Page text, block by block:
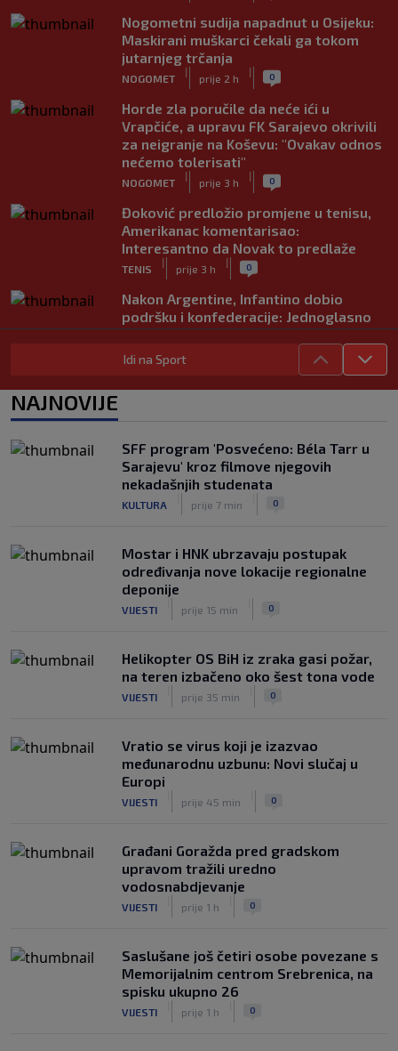
Nogometni sudija napadnut u Osijeku:
Maskirani muškarci čekali ga tokom
jutarnjeg trčanja
NOGOMET
|
prije 2 h
| 0
Horde zla poručile da neće ići u
Vrapčiće, a upravu FK Sarajevo okrivili
za neigranje na Koševu: "Ovakav odnos
nećemo tolerisati"
NOGOMET
|
prije 3 h
| 0
Đoković predložio promjene u tenisu,
Amerikanac komentarisao:
Interesantno da Novak to predlaže
TENIS
|
prije 3 h
| 0
Nakon Argentine, Infantino dobio
podršku i konfederacije: Jednoglasno
ponavljamo podršku predsjedniku
NOGOMET
Pravna bitka Luke Dončića i Anamarije
Goltes seli se u Sloveniju: Spominje se
čak 50 miliona dolara
KOŠARKA prije 5 h
Idi na Sport
NAJNOVIJE
SFF program 'Posvećeno: Béla Tarr u
Sarajevu' kroz filmove njegovih
nekadašnjih studenata
KULTURA prije 7 min 0
Mostar i HNK ubrzavaju postupak
određivanja nove lokacije regionalne
deponije
VIJESTI prije 15 min 0
Helikopter OS BiH iz zraka gasi požar,
na teren izbačeno oko šest tona vode
VIJESTI prije 35 min 0
Vratio se virus koji je izazvao
međunarodnu uzbunu: Novi slučaj u
Europi
VIJESTI prije 45 min 0
Građani Goražda pred gradskom
upravom tražili uredno
vodosnabdjevanje
VIJESTI prije 1 h 0
Saslušane još četiri osobe povezane s
Memorijalnim centrom Srebrenica, na
spisku ukupno 26
VIJESTI prije 1 h 0